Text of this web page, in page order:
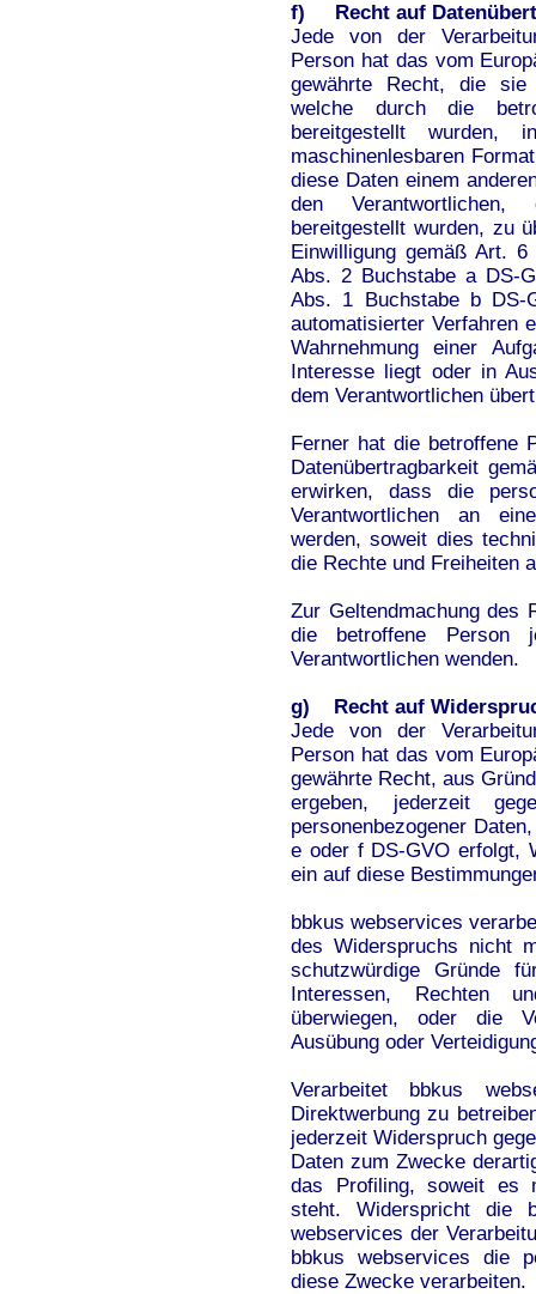
f) Recht auf
Jede von der
Person hat das vom
gewährte Recht, die sie
welche durch die
bereitgestellt wurden,
maschinenlesbaren
diese Daten einem
den Verantwortlichen,
bereitgestellt wurden, zu
Einwilligung gemäß Art.
Abs. 2 Buchstabe a DS-
Abs. 1 Buchstabe b DS-
automatisierter Verfahren
Wahrnehmung einer
Interesse liegt oder in
dem Verantwortlichen
Ferner hat die betroffene
Datenübertragbarkeit
erwirken, dass die
Verantwortlichen an
werden, soweit dies
die Rechte und Freiheiten
Zur Geltendmachung des
die betroffene Person
Verantwortlichen wenden.
g) Recht auf
Jede von der
Person hat das vom
gewährte Recht, aus
ergeben, jederzeit
personenbezogener
e oder f DS-GVO erfolgt,
ein auf diese
bbkus webservices
des Widerspruchs nicht
schutzwürdige Gründe
Interessen, Rechten
überwiegen, oder die
Ausübung oder
Verarbeitet bbkus
Direktwerbung zu
jederzeit Widerspruch
Daten zum Zwecke
das Profiling, soweit es
steht. Widerspricht die
webservices der
bbkus webservices die
diese Zwecke verarbeiten.